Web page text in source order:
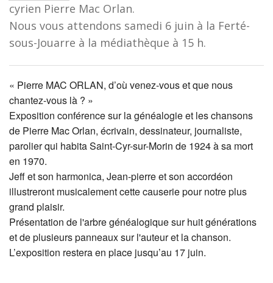
cyrien Pierre Mac Orlan.
Nous vous attendons samedi 6 juin à la Ferté-
sous-Jouarre à la médiathèque à 15 h.
« Pierre MAC ORLAN, d’où venez-vous et que nous
chantez-vous là ? »
Exposition conférence sur la généalogie et les chansons
de Pierre Mac Orlan, écrivain, dessinateur, journaliste,
parolier qui habita Saint-Cyr-sur-Morin de 1924 à sa mort
en 1970.
Jeff et son harmonica, Jean-pierre et son accordéon
illustreront musicalement cette causerie pour notre plus
grand plaisir.
Présentation de l'arbre généalogique sur huit générations
et de plusieurs panneaux sur l'auteur et la chanson.
L’exposition restera en place jusqu’au 17 juin.